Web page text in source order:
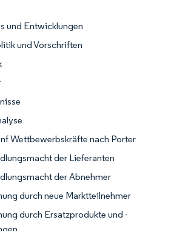
und Entwicklungen
und Vorschriften
Wettbewerbskräfte nach Porter
der Lieferanten
der Abnehmer
durch neue Marktteilnehmer
durch Ersatzprodukte und -